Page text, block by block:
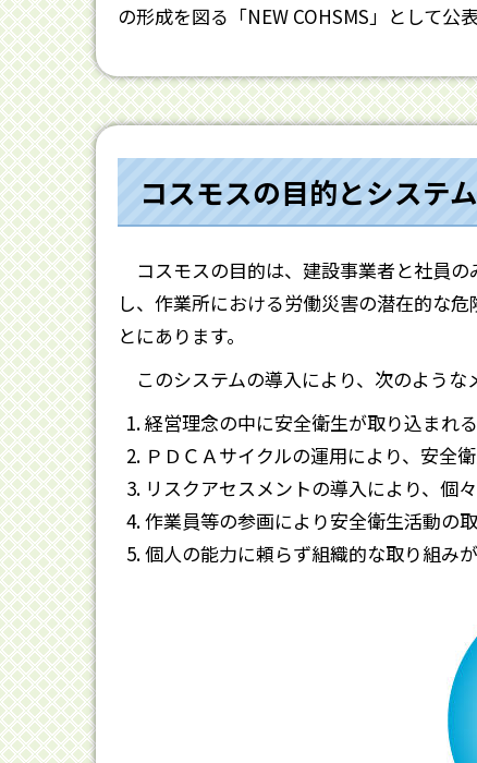
の形成を図る「NEW COHSMS」として公
コスモスの目的とシステ
コスモスの目的は、建設事業者と社員
し、作業所における労働災害の潜在的な
とにあります。
このシステムの導入により、次のような
経営理念の中に安全衛生が取り込まれ
ＰＤＣＡサイクルの運用により、安全
リスクアセスメントの導入により、個
作業員等の参画により安全衛生活動の
個人の能力に頼らず組織的な取り組みが